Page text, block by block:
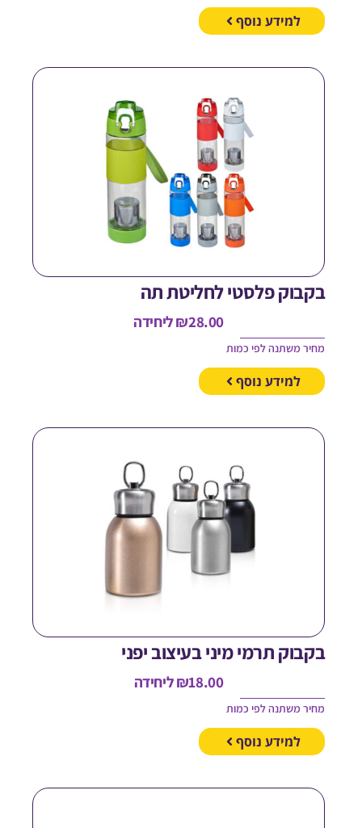
למידע נוסף
פלסטי לחליטת תה
₪ליחידה
משתנה לפי כמות
למידע נוסף
תרמי מיני בעיצוב יפני
₪ליחידה
משתנה לפי כמות
למידע נוסף